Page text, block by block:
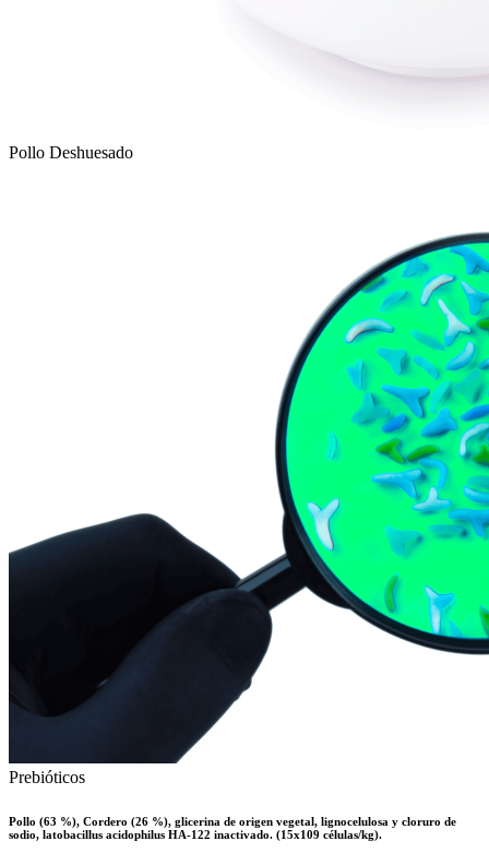
Pollo Deshuesado
Prebióticos
Pollo (63 %), Cordero (26 %), glicerina de origen vegetal, lignocelulosa y cloruro de
sodio, latobacillus acidophilus HA-122 inactivado. (15x109 células/kg).